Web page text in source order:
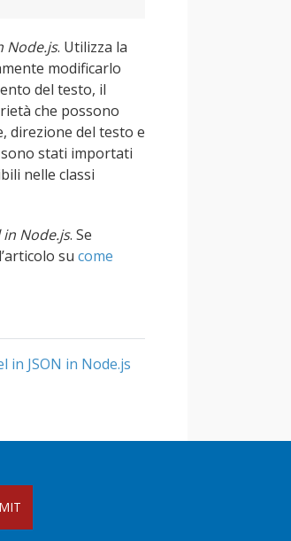
Node.js. Utilizza la
modificarlo
del testo, il
che possono
direzione del testo e
sono stati importati
nelle classi
in Node.js. Se
su come
in JSON in Node.js